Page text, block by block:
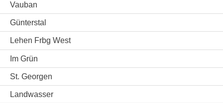
Vauban
Günterstal
Lehen Frbg West
Im Grün
St. Georgen
Landwasser